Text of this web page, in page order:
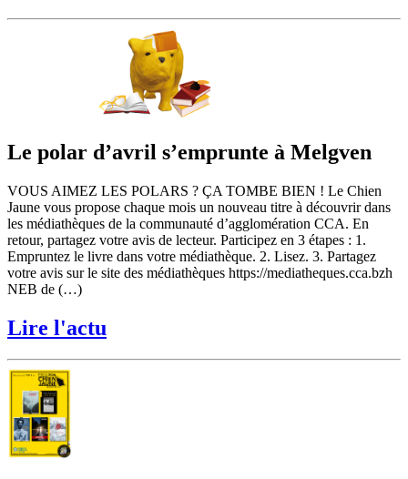
Le polar d’avril s’emprunte à Melgven
VOUS AIMEZ LES POLARS ? ÇA TOMBE BIEN ! Le Chien
Jaune vous propose chaque mois un nouveau titre à découvrir dans
les médiathèques de la communauté d’agglomération CCA. En
retour, partagez votre avis de lecteur. Participez en 3 étapes : 1.
Empruntez le livre dans votre médiathèque. 2. Lisez. 3. Partagez
votre avis sur le site des médiathèques https://mediatheques.cca.bzh
NEB de (…)
Lire l'actu